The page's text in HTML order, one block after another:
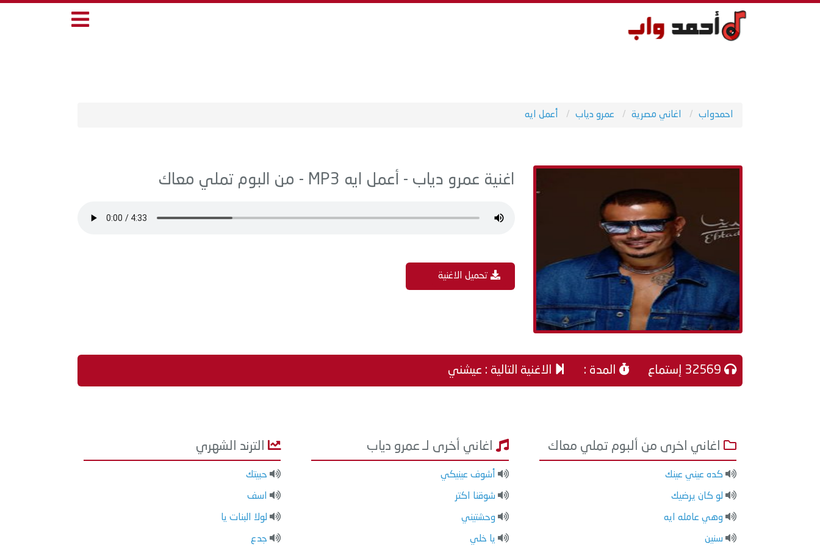
احمدواب اغاني مصرية عمرو دياب أعمل ايه
اغنية عمرو دياب - أعمل ايه MP3 - من البوم تملي معاك
تحميل الاغنية
المدة : الاغنية التالية : عيشني
اغاني اخرى من ألبوم تملي معاك
كده عيني عينك
لو كان يرضيك
وهي عامله ايه
سنين
اغاني أخرى لـ عمرو دياب
أشوف عينيكي
شوقنا اكتر
وحشتيني
يا خلي
الترند الشهري
حبيتك
اسف
لولا البنات يا
جدع